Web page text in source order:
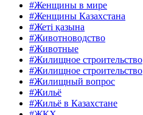
#Женщины в мире
#Женщины Казахстана
#Жеті қазына
#Животноводство
#Животные
#Жилищное строительство
#Жилищное строительство
#Жилищный вопрос
#Жильё
#Жильё в Казахстане